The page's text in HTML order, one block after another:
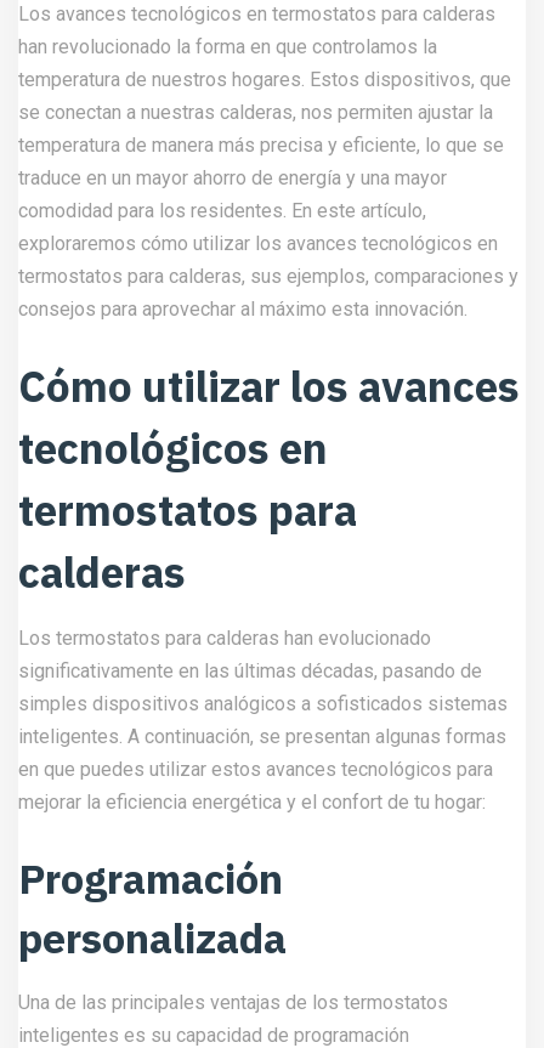
Los avances tecnológicos en termostatos para calderas
han revolucionado la forma en que controlamos la
temperatura de nuestros hogares. Estos dispositivos, que
se conectan a nuestras calderas, nos permiten ajustar la
temperatura de manera más precisa y eficiente, lo que se
traduce en un mayor ahorro de energía y una mayor
comodidad para los residentes. En este artículo,
exploraremos cómo utilizar los avances tecnológicos en
termostatos para calderas, sus ejemplos, comparaciones y
consejos para aprovechar al máximo esta innovación.
Cómo utilizar los avances
tecnológicos en
termostatos para
calderas
Los termostatos para calderas han evolucionado
significativamente en las últimas décadas, pasando de
simples dispositivos analógicos a sofisticados sistemas
inteligentes. A continuación, se presentan algunas formas
en que puedes utilizar estos avances tecnológicos para
mejorar la eficiencia energética y el confort de tu hogar:
Programación
personalizada
Una de las principales ventajas de los termostatos
inteligentes es su capacidad de programación